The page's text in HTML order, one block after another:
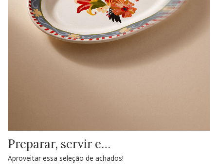
Preparar, servir e…
Aproveitar essa seleção de achados!